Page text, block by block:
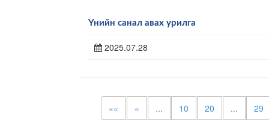
Үнийн санал авах урилга
2025.07.28
«« « ... 10 20 ... 29